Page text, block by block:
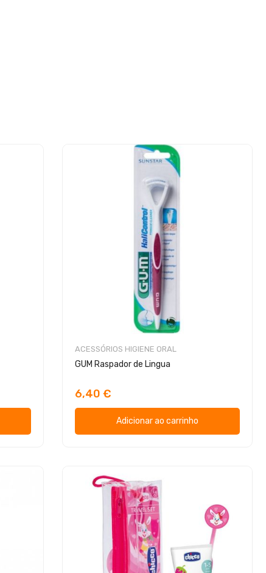
ACESSÓRIOS HIGIENE ORAL
GUM Raspador de Lingua
6,40 €
Adicionar ao carrinho